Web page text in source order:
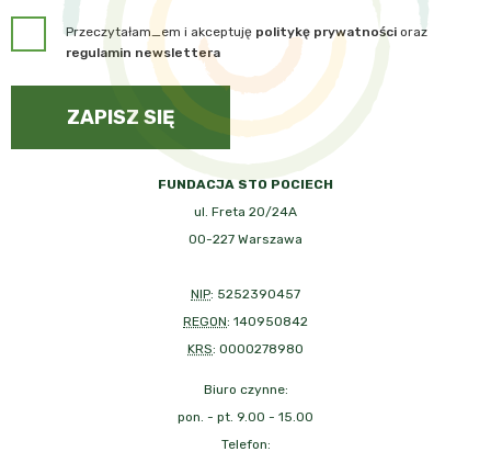
Przeczytałam_em i akceptuję politykę prywatności oraz
regulamin newslettera
ZAPISZ SIĘ
FUNDACJA STO POCIECH
ul. Freta 20/24A
00-227 Warszawa
NIP: 5252390457
REGON: 140950842
KRS: 0000278980
Biuro czynne:
pon. - pt. 9.00 - 15.00
Telefon: